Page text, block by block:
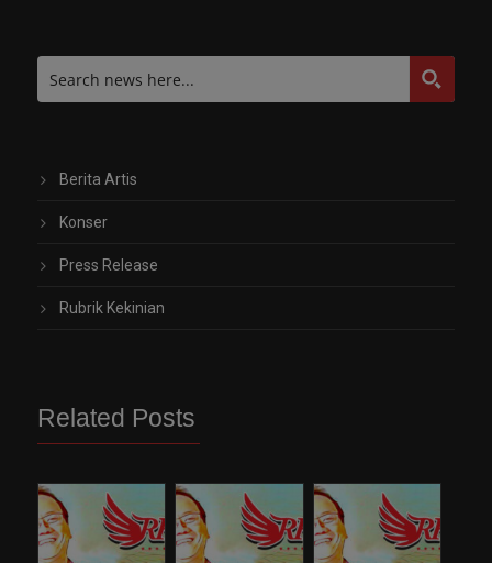
Berita Artis
Konser
Press Release
Rubrik Kekinian
Related Posts